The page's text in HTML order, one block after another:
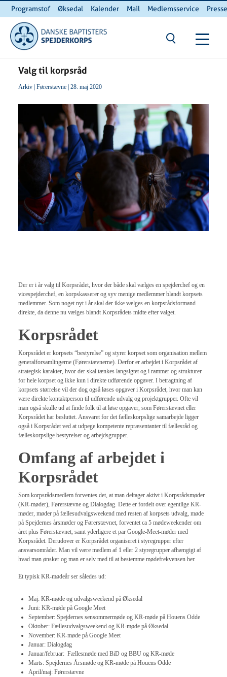
Programstof Øksedal Kalender Mail Medlemsservice
INTERNnet
Du er her:
Valg til korpsråd
Arkiv| Førerstævne| 28. maj 2020
Der er i år valg til Korpsrådet, hvor der både skal vælges en spejderchef og en
vicespejderchef, en korpskasserer og syv menige medlemmer blandt korpsets
medlemmer. Som noget nyt i år skal der ikke vælges en korpsrådsformand
direkte, da denne nu vælges blandt Korpsrådets midte efter valget.
Korpsrådet
Korpsrådet er korpsets “bestyrelse” og styrer korpset som organisation mellem
generalforsamlingerne (Førerstævnerne). Derfor er arbejdet i Korpsrådet af
strategisk karakter, hvor der skal tænkes langsigtet og i rammer og strukturer
for hele korpset og ikke kun i direkte udførende opgaver. I betragtning af
korpsets størrelse vil der dog også løses opgaver i Korpsrådet, hvor man kan
være direkte kontaktperson til udførende udvalg og projektgrupper. Ofte vil
man også skulle ud at finde folk til at løse opgaver, som Førerstævnet eller
Korpsrådet har besluttet. Ansvaret for det fælleskorpslige samarbejde ligger
også i Korpsrådet ved at udpege kompetente repræsentanter til fællesråd og
fælleskorpslige bestyrelser og arbejdsgrupper.
Omfang af arbejdet i
Korpsrådet
Som korpsrådsmedlem forventes det, at man deltager aktivt i Korpsrådsmøder
(KR-møder), Førerstævne og Dialogdag. Dette er fordelt over egentlige KR-
møder, møder på fællesudvalgsweekend med resten af korpsets udvalg, møde
på Spejdernes årsmøder og Førerstævnet, forventet ca 5 mødeweekender om
året plus Førerstævnet, samt yderligere et par Google-Meet-møder med
Korpsrådet. Derudover er Korpsrådet organiseret i styregrupper efter
ansvarsområder. Man vil være medlem af 1 eller 2 styregrupper afhængigt af
hvad man ønsker og man er selv med til at bestemme mødefrekvensen her.
Et typisk KR-mødeår ser således ud:
Maj: KR-møde og udvalgsweekend på Øksedal
Juni: KR-møde på Google Meet
September: Spejdernes sensommermøde og KR-møde på Houens Odde
Oktober: Fællesudvalgsweekend og KR-møde på Øksedal
November: KR-møde på Google Meet
Januar: Dialogdag
Januar/februar: Fællesmøde med BiD og BBU og KR-møde
Marts: Spejdernes Årsmøde og KR-møde på Houens Odde
April/maj: Førerstævne